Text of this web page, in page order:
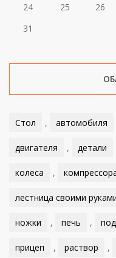
24
25 26
31
Стол , автомобиля
двигателя , детали
колеса ,
лестница своими
ножки , печь ,
прицеп , раствор ,